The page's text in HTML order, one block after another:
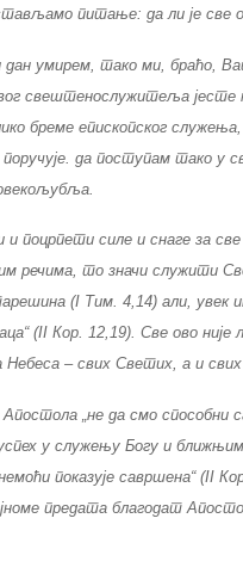
питање: да ли је све
умирем, тако ми, браћо,
свештенослужитеља јесте
бреме епископског
да поступам тако у
поцрпети силе и снаге за
речима, то значи служити
(I Тим. 4,14) али, увек
(II Кор. 12,19). Све ово
Небеса – свих Светих, а и
„не да смо способни
у служењу Богу и
показује савршена“ (II
предата благодат